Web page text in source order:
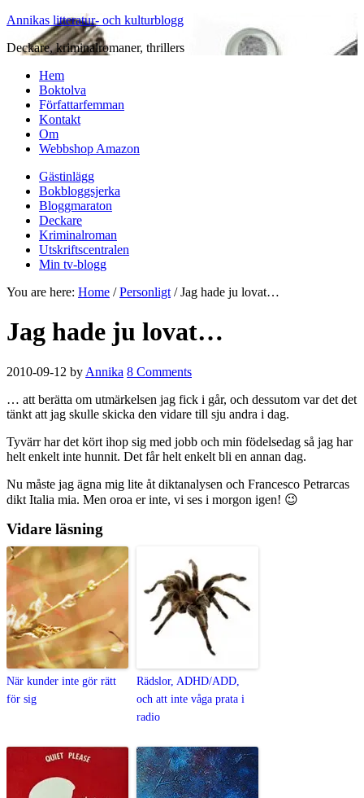
Annikas litteratur- och kulturblogg
Deckare, kriminalromaner, thrillers
Hem
Boktolva
Författarfemman
Kontakt
Om
Webbshop Amazon
Gästinlägg
Bokbloggsjerka
Bloggmaraton
Deckare
Kriminalroman
Utskriftscentralen
Min tv-blogg
You are here: Home / Personligt /Jag hade ju lovat…
Jag hade ju lovat…
2010-09-12 by Annika 8 Comments
… att berätta om utmärkelsen jag fick i går, och dessutom var det det
tänkt att jag skulle skicka den vidare till sju andra i dag.
Tyvärr har det kört ihop sig med jobb och min födelsedag så jag har
helt enkelt inte hunnit. Det får helt enkelt bli en annan dag.
Nu måste jag ägna mig lite åt diktanalysen och Francesco Petrarcas
dikt Italia mia. Men oroa er inte, vi ses i morgon igen! 😉
Vidare läsning
När kunder inte gör rätt
för sig
Rädslor, ADHD/ADD,
och att inte våga prata i
radio